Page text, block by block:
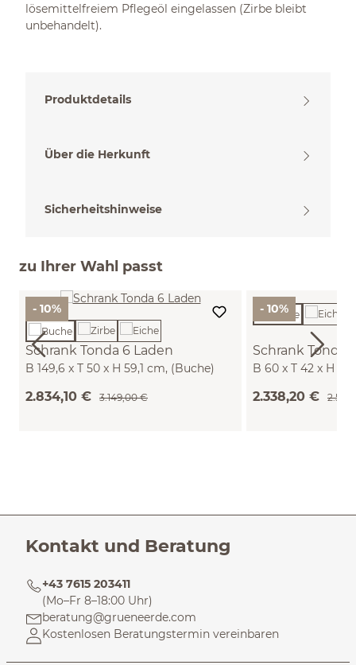
lösemittelfreiem Pflegeöl eingelassen (Zirbe bleibt
unbehandelt).
Produktdetails
Über die Herkunft
Sicherheitshinweise
zu Ihrer Wahl passt
- 10%
Schrank Tonda 6 Laden
B 149,6 x T 50 x H 59,1 cm, (Buche)
2.834,10 € 3.149,00 €
- 10%
Schrank Tonda
B 60 x T 42 x H
2.338,20 €
Kontakt und Beratung
+43 7615 203411
(Mo–Fr 8–18:00 Uhr)
beratung@grueneerde.com
Kostenlosen Beratungstermin vereinbaren